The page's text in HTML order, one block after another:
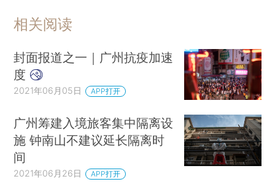
相关阅读
封面报道之一｜广州抗疫加速
度
2021年06月05日 APP打开
广州筹建入境旅客集中隔离设
施 钟南山不建议延长隔离时
间
2021年06月26日 APP打开